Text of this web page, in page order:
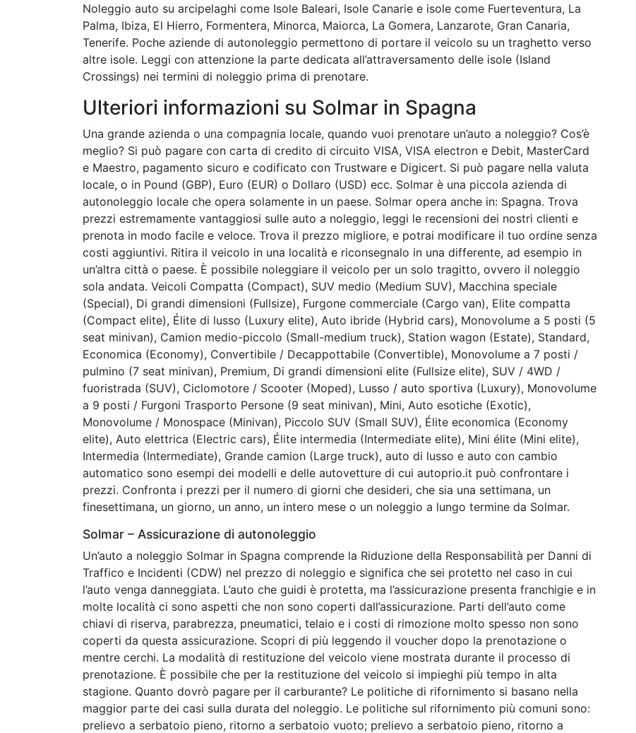
Noleggio auto su arcipelaghi come Isole Baleari, Isole Canarie e isole come Fuerteventura, La
Palma, Ibiza, El Hierro, Formentera, Minorca, Maiorca, La Gomera, Lanzarote, Gran Canaria,
Tenerife. Poche aziende di autonoleggio permettono di portare il veicolo su un traghetto verso
altre isole. Leggi con attenzione la parte dedicata all’attraversamento delle isole (Island
Crossings) nei termini di noleggio prima di prenotare.
Ulteriori informazioni su Solmar in Spagna
Una grande azienda o una compagnia locale, quando vuoi prenotare un’auto a noleggio? Cos’è
meglio? Si può pagare con carta di credito di circuito VISA, VISA electron e Debit, MasterCard
e Maestro, pagamento sicuro e codificato con Trustware e Digicert. Si può pagare nella valuta
locale, o in Pound (GBP), Euro (EUR) o Dollaro (USD) ecc. Solmar è una piccola azienda di
autonoleggio locale che opera solamente in un paese. Solmar opera anche in: Spagna. Trova
prezzi estremamente vantaggiosi sulle auto a noleggio, leggi le recensioni dei nostri clienti e
prenota in modo facile e veloce. Trova il prezzo migliore, e potrai modificare il tuo ordine senza
costi aggiuntivi. Ritira il veicolo in una località e riconsegnalo in una differente, ad esempio in
un’altra città o paese. È possibile noleggiare il veicolo per un solo tragitto, ovvero il noleggio
sola andata. Veicoli Compatta (Compact), SUV medio (Medium SUV), Macchina speciale
(Special), Di grandi dimensioni (Fullsize), Furgone commerciale (Cargo van), Elite compatta
(Compact elite), Élite di lusso (Luxury elite), Auto ibride (Hybrid cars), Monovolume a 5 posti (5
seat minivan), Camion medio-piccolo (Small-medium truck), Station wagon (Estate), Standard,
Economica (Economy), Convertibile / Decappottabile (Convertible), Monovolume a 7 posti /
pulmino (7 seat minivan), Premium, Di grandi dimensioni elite (Fullsize elite), SUV / 4WD /
fuoristrada (SUV), Ciclomotore / Scooter (Moped), Lusso / auto sportiva (Luxury), Monovolume
a 9 posti / Furgoni Trasporto Persone (9 seat minivan), Mini, Auto esotiche (Exotic),
Monovolume / Monospace (Minivan), Piccolo SUV (Small SUV), Élite economica (Economy
elite), Auto elettrica (Electric cars), Élite intermedia (Intermediate elite), Mini élite (Mini elite),
Intermedia (Intermediate), Grande camion (Large truck), auto di lusso e auto con cambio
automatico sono esempi dei modelli e delle autovetture di cui autoprio.it può confrontare i
prezzi. Confronta i prezzi per il numero di giorni che desideri, che sia una settimana, un
finesettimana, un giorno, un anno, un intero mese o un noleggio a lungo termine da Solmar.
Solmar – Assicurazione di autonoleggio
Un’auto a noleggio Solmar in Spagna comprende la Riduzione della Responsabilità per Danni di
Traffico e Incidenti (CDW) nel prezzo di noleggio e significa che sei protetto nel caso in cui
l’auto venga danneggiata. L’auto che guidi è protetta, ma l’assicurazione presenta franchigie e in
molte località ci sono aspetti che non sono coperti dall’assicurazione. Parti dell’auto come
chiavi di riserva, parabrezza, pneumatici, telaio e i costi di rimozione molto spesso non sono
coperti da questa assicurazione. Scopri di più leggendo il voucher dopo la prenotazione o
mentre cerchi. La modalità di restituzione del veicolo viene mostrata durante il processo di
prenotazione. È possibile che per la restituzione del veicolo si impieghi più tempo in alta
stagione. Quanto dovrò pagare per il carburante? Le politiche di rifornimento si basano nella
maggior parte dei casi sulla durata del noleggio. Le politiche sul rifornimento più comuni sono:
prelievo a serbatoio pieno, ritorno a serbatoio vuoto; prelievo a serbatoio pieno, ritorno a